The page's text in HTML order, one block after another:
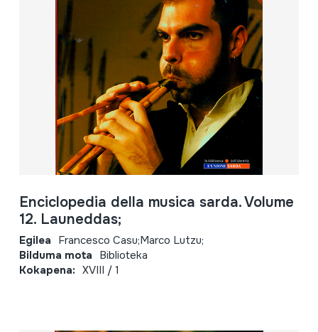
Enciclopedia della musica sarda. Volume
12. Launeddas;
Egilea Francesco Casu;Marco Lutzu;
Bilduma mota Biblioteka
Kokapena: XVIII / 1